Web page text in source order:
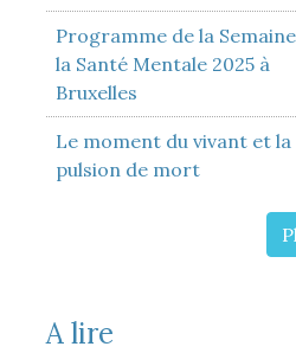
Programme de la
la Santé Mentale 2025 à
Bruxelles
Le moment du vivant et la
pulsion de mort
A lire